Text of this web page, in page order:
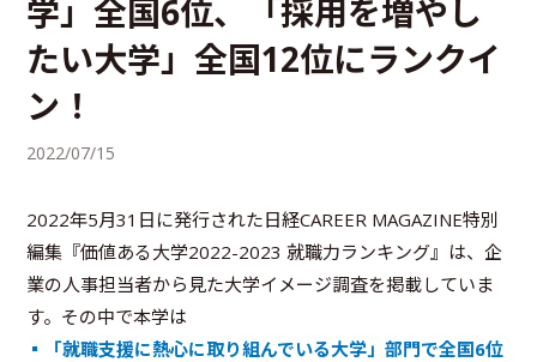
学」全国6位、「採用を増やし
たい大学」全国12位にランクイ
ン！
2022/07/15
2022年5月31日に発行された日経CAREER MAGAZINE特別
編集『価値ある大学2022-2023 就職力ランキング』は、企
業の人事担当者から見た大学イメージ調査を掲載していま
す。その中で本学は
▪「就職支援に熱心に取り組んでいる大学」部門で全国6位